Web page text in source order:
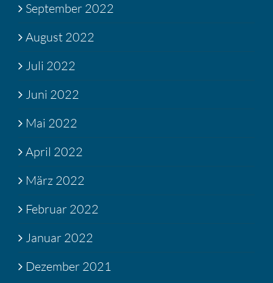
September 2022
August 2022
Juli 2022
Juni 2022
Mai 2022
April 2022
März 2022
Februar 2022
Januar 2022
Dezember 2021